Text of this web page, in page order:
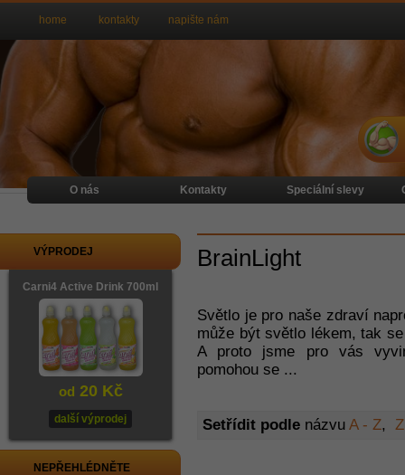
BrainLight
Světlo je pro naše zdraví
může být světlo lékem, tak
A proto jsme pro vás
pomohou se ...
Setřídit podle názvu A - Z,
VÝPRODEJ
Carni4 Active Drink 700ml
od 20 Kč
další výprodej
NEPŘEHLÉDNĚTE
home kontakty napište nám
O nás Kontakty Speciální slevy